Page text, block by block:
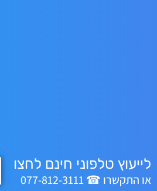
לייעוץ טלפוני חינם לחצו
או התקשרו ☎ 077-812-3111